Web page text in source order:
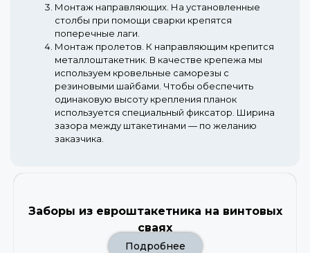
Монтаж направляющих. На установленные
столбы при помощи сварки крепятся
поперечные лаги.
Монтаж пролетов. К направляющим крепится
металлоштакетник. В качестве крепежа мы
используем кровельные саморезы с
резиновыми шайбами. Чтобы обеспечить
одинаковую высоту крепления планок
используется специальный фиксатор. Ширина
зазора между штакетинами — по желанию
заказчика.
Заборы из евроштакетника на винтовых
сваях
Подробнее